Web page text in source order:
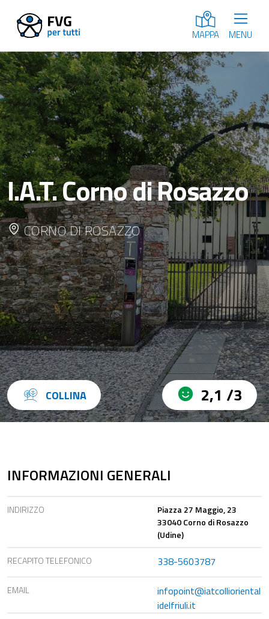
MAPPA MENU
I.A.T. Corno di Rosazzo
CORNO DI ROSAZZO
COLLINA 2,1 /3
INFORMAZIONI GENERALI
INDIRIZZO
Piazza 27 Maggio, 23
33040 Corno di Rosazzo
(Udine)
RECAPITO TELEFONICO 338-5603787
EMAIL
infopoint@iatcollioriental
idelfriuli.it